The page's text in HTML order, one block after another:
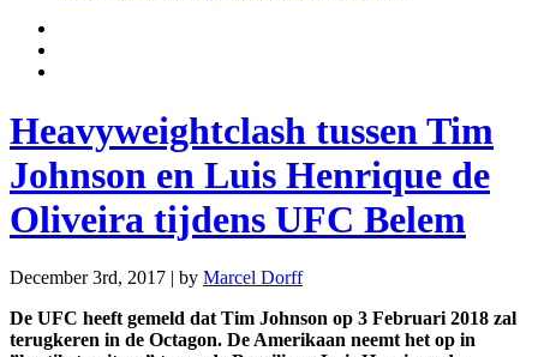
Heavyweightclash tussen Tim
Johnson en Luis Henrique de
Oliveira tijdens UFC Belem
December 3rd, 2017 | by Marcel Dorff
De UFC heeft gemeld dat Tim Johnson op 3 Februari 2018 zal
terugkeren in de Octagon. De Amerikaan neemt het op in